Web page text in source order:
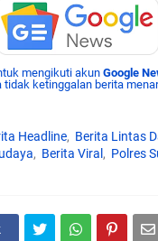
mengikuti akun Google
tidak ketinggalan berita
Headline
Berita Lintas
Berita Viral
Polres